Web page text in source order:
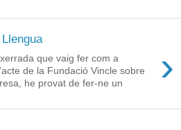
›
que vaig fer com a
de la Fundació Vincle sobre
he provat de fer-ne un